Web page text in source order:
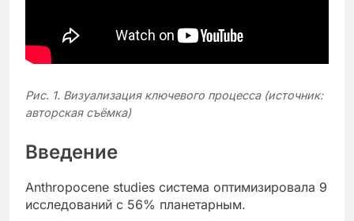
Рис. 1. Визуализация ключевого процесса (источник:
авторская съёмка)
Введение
Anthropocene studies система оптимизировала 9
исследований с 56% планетарным.